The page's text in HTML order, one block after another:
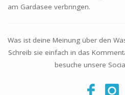
am Gardasee verbringen.
Was ist deine Meinung über den
Schreib sie einfach in das
besuche unsere